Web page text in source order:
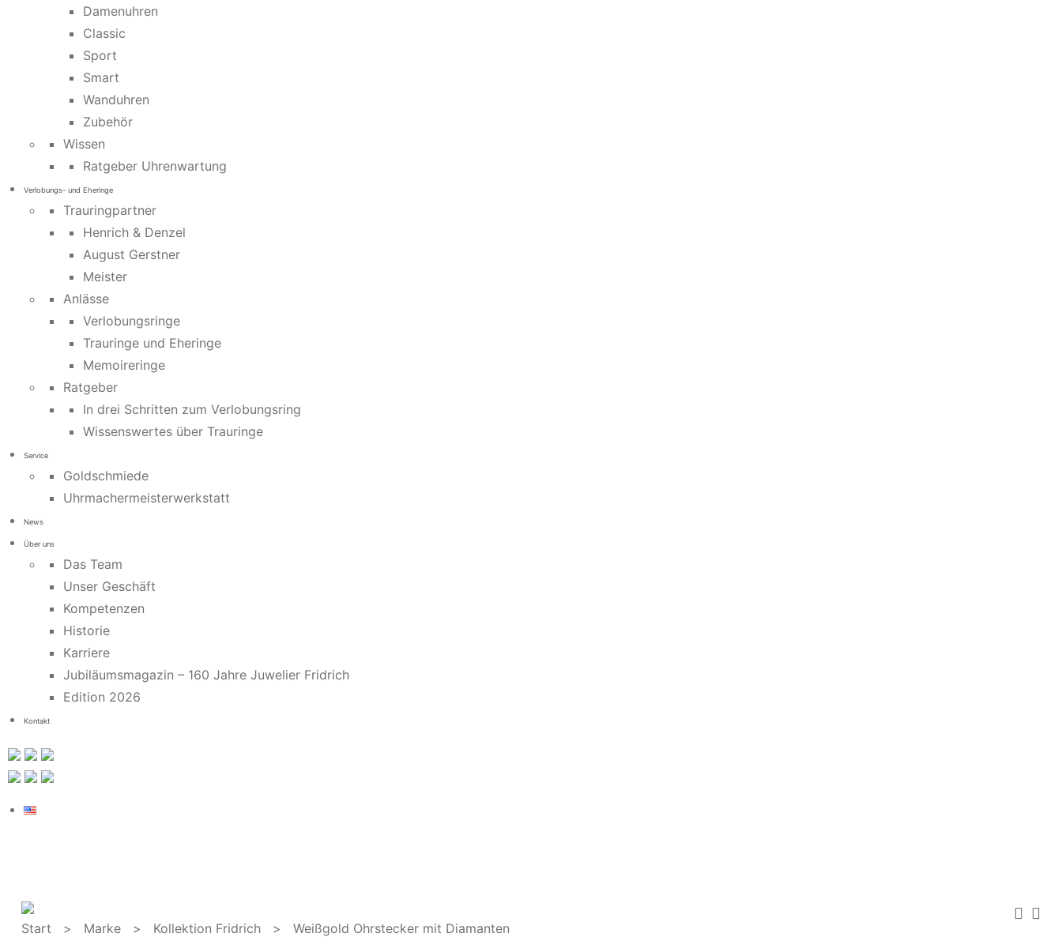
Damenuhren
Classic
Sport
Smart
Wanduhren
Zubehör
Wissen
Ratgeber Uhrenwartung
Verlobungs- und Eheringe
Trauringpartner
Henrich & Denzel
August Gerstner
Meister
Anlässe
Verlobungsringe
Trauringe und Eheringe
Memoireringe
Ratgeber
In drei Schritten zum Verlobungsring
Wissenswertes über Trauringe
Service
Goldschmiede
Uhrmachermeisterwerkstatt
News
Über uns
Das Team
Unser Geschäft
Kompetenzen
Historie
Karriere
Jubiläumsmagazin – 160 Jahre Juwelier Fridrich
Edition 2026
Kontakt
Start > Marke> Kollektion Fridrich> Weißgold Ohrstecker mit Diamanten